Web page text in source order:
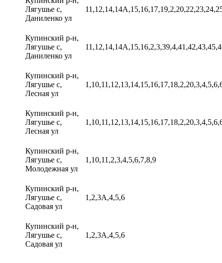
Лягушье с,
Даниленко ул
Купинский р-н,
Лягушье с,
Даниленко ул
Купинский р-н,
Лягушье с,
Лесная ул
Купинский р-н,
Лягушье с,
Лесная ул
Купинский р-н,
Лягушье с,
Молодежная ул
1,10,11,2,3,4,5,6,7,8,9
Купинский р-н,
Лягушье с,
Садовая ул
1,2,3А,4,5,6
Купинский р-н,
Лягушье с,
Садовая ул
1,2,3А,4,5,6